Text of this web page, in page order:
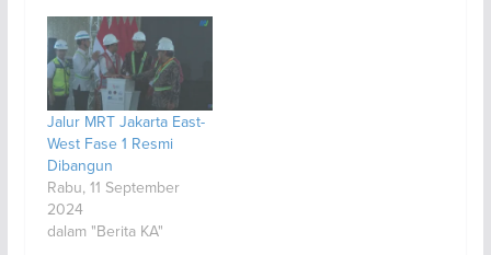
Jalur MRT Jakarta East-
West Fase 1 Resmi
Dibangun
Rabu, 11 September
2024
dalam "Berita KA"